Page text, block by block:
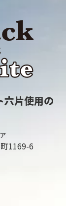
片使用の
1169-6